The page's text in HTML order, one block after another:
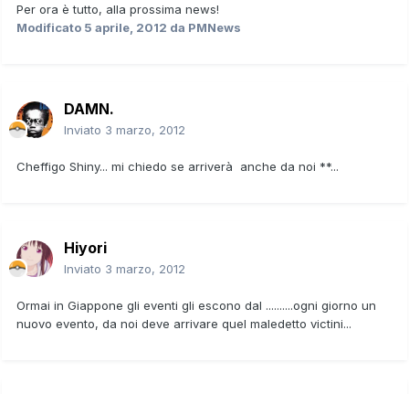
Per ora è tutto, alla prossima news!
Modificato 5 aprile, 2012 da PMNews
DAMN.
Inviato 3 marzo, 2012
Cheffigo Shiny... mi chiedo se arriverà anche da noi **...
Hiyori
Inviato 3 marzo, 2012
Ormai in Giappone gli eventi gli escono dal ..........ogni giorno un
nuovo evento, da noi deve arrivare quel maledetto victini...